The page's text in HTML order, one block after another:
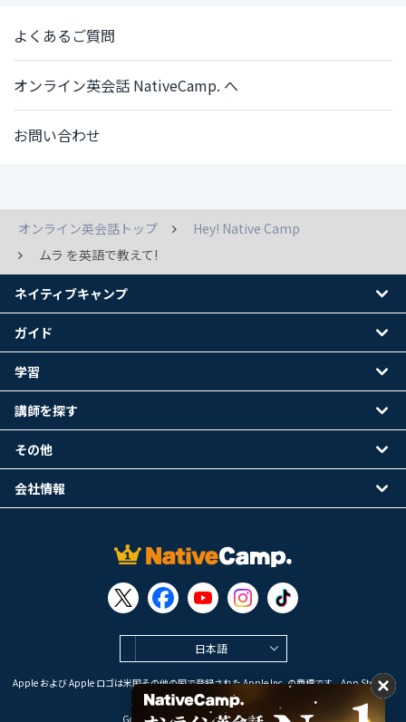
よくあるご質問
オンライン英会話 NativeCamp. へ
お問い合わせ
オンライン英会話トップ
Hey! Native Camp
ムラ を英語で教えて!
日本語
Apple および Apple ロゴは米国その他の国で登録された Apple Inc. の商標です。App Store は
Apple Inc. のサービスマークです。
Google Play は Google LLC の商標です。
ネイティブキャンプ
ガイド
学習
講師を探す
その他
会社情報